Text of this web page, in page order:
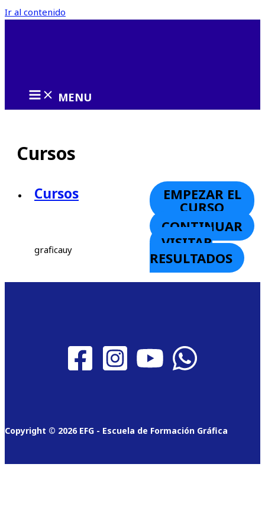
Ir al contenido
MENU
Cursos
Cursos
graficauy
EMPEZAR EL
CURSO
CONTINUAR
VISITAR
RESULTADOS
Copyright © 2026 EFG - Escuela de Formación Gráfica